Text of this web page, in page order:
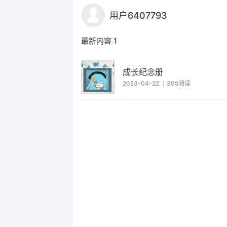
用户6407793
最新内容 1
成长纪念册
2023-04-22 309阅读